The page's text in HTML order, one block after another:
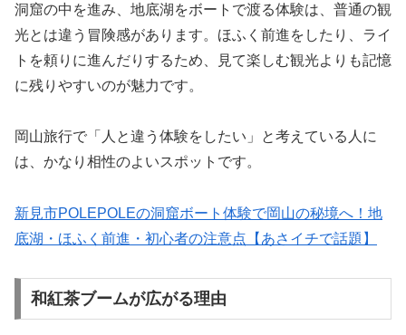
洞窟の中を進み、地底湖をボートで渡る体験は、普通の観
光とは違う冒険感があります。ほふく前進をしたり、ライ
トを頼りに進んだりするため、見て楽しむ観光よりも記憶
に残りやすいのが魅力です。
岡山旅行で「人と違う体験をしたい」と考えている人に
は、かなり相性のよいスポットです。
新見市POLEPOLEの洞窟ボート体験で岡山の秘境へ！地
底湖・ほふく前進・初心者の注意点【あさイチで話題】
和紅茶ブームが広がる理由